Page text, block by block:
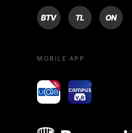
BTV TL ON
MOBILE APP
yoU@B Campus VR